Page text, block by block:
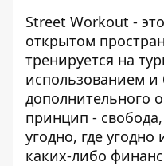
Street Workout -
открытом
тренируется на
использованием и
дополнительного
принцип -
угодно, где
каких-либо